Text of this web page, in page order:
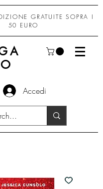
GRATUITE SOPRA I
50 EURO
Accedi